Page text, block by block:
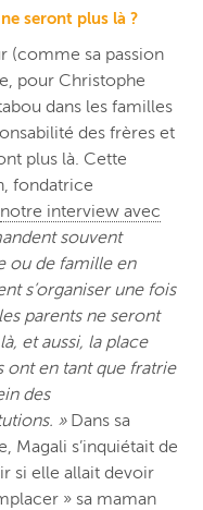
seront plus là ?
(comme sa passion
pour Christophe
dans les familles
des frères et
plus là. Cette
fondatrice
notre interview avec
souvent
ou de famille en
s’organiser une fois
parents ne seront
et aussi, la place
ont en tant que fratrie
des
» Dans sa
Magali s’inquiétait de
si elle allait devoir
» sa maman